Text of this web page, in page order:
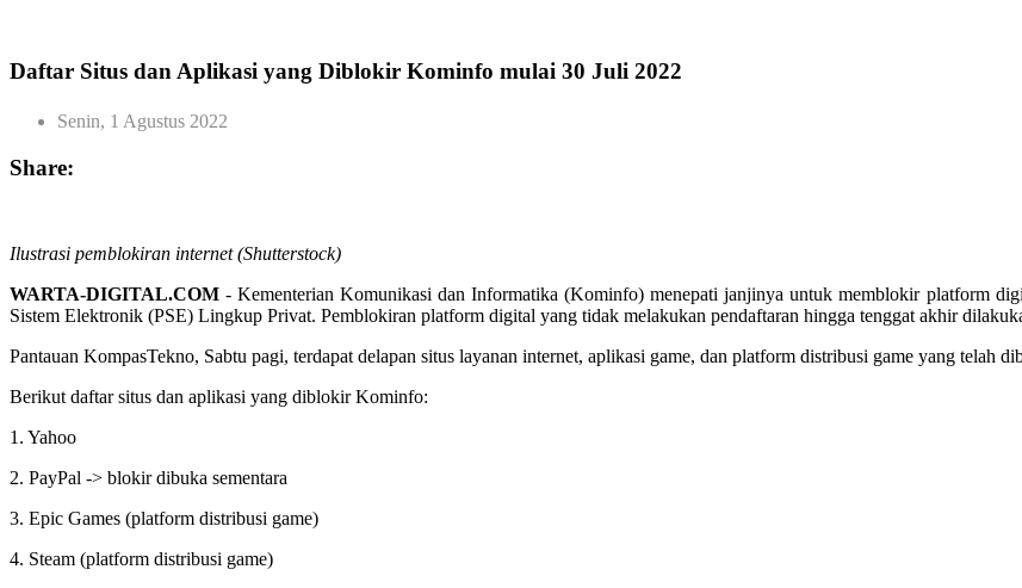
Daftar Situs dan Aplikasi yang Diblokir Kominfo mulai 30 Juli 2022
Senin, 1 Agustus 2022
Share:
Ilustrasi pemblokiran internet (Shutterstock)
WARTA-DIGITAL.COM - Kementerian Komunikasi dan Informatika (Kominfo) menepati janjinya untuk memblokir platform
Sistem Elektronik (PSE) Lingkup Privat. Pemblokiran platform digital yang tidak melakukan pendaftaran hingga tenggat akhir
Pantauan KompasTekno, Sabtu pagi, terdapat delapan situs layanan internet, aplikasi game, dan platform distribusi game yang telah
Berikut daftar situs dan aplikasi yang diblokir Kominfo:
1. Yahoo
2. PayPal -> blokir dibuka sementara
3. Epic Games (platform distribusi game)
4. Steam (platform distribusi game)